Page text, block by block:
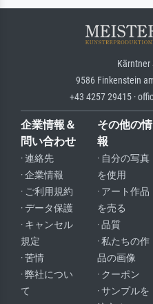
Kärntner
9586 Finkenstein
+43 4257 29415 ·
企業情報＆
問い合わせ
· 連絡先
· 企業情報
· ご利用規約
· データ保護
· キャンセル
規定
· 苦情
· 弊社につい
て
その他の情
報
· 自分の写真
を使用
· アート作品
を売る
· 品質
· 私たちの作
品の画像
· クーポン
· サンプルを